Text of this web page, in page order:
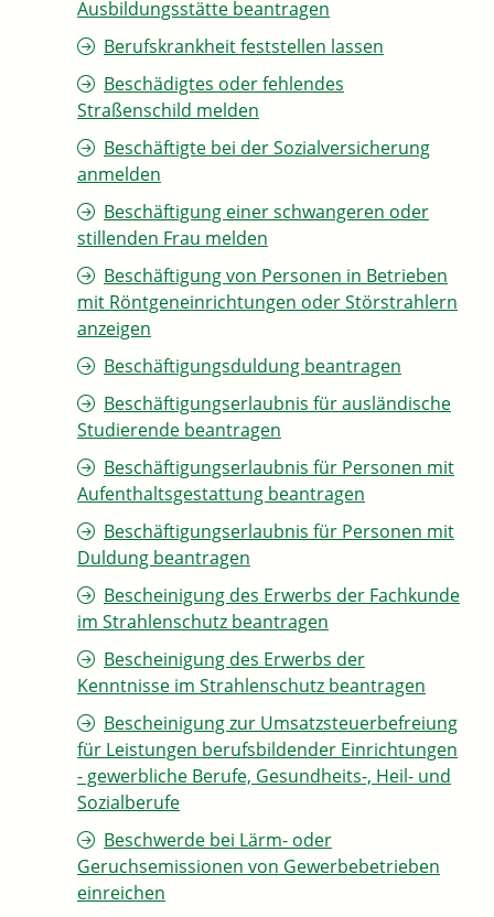
Ausbildungsstätte beantragen
Berufskrankheit feststellen lassen
Beschädigtes oder fehlendes
Straßenschild melden
Beschäftigte bei der Sozialversicherung
anmelden
Beschäftigung einer schwangeren oder
stillenden Frau melden
Beschäftigung von Personen in Betrieben
mit Röntgeneinrichtungen oder Störstrahlern
anzeigen
Beschäftigungsduldung beantragen
Beschäftigungserlaubnis für ausländische
Studierende beantragen
Beschäftigungserlaubnis für Personen mit
Aufenthaltsgestattung beantragen
Beschäftigungserlaubnis für Personen mit
Duldung beantragen
Bescheinigung des Erwerbs der Fachkunde
im Strahlenschutz beantragen
Bescheinigung des Erwerbs der
Kenntnisse im Strahlenschutz beantragen
Bescheinigung zur Umsatzsteuerbefreiung
für Leistungen berufsbildender Einrichtungen
- gewerbliche Berufe, Gesundheits-, Heil- und
Sozialberufe
Beschwerde bei Lärm- oder
Geruchsemissionen von Gewerbebetrieben
einreichen